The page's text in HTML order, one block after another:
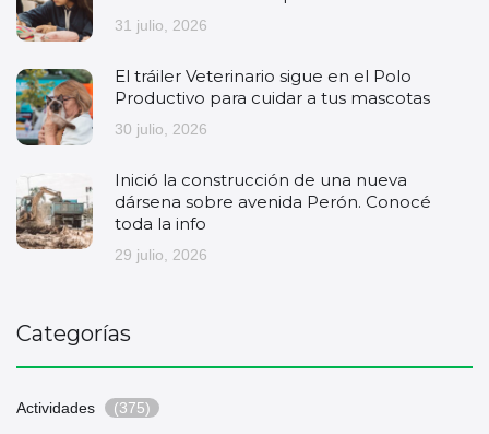
31 julio, 2026
El tráiler Veterinario sigue en el Polo
Productivo para cuidar a tus mascotas
30 julio, 2026
Inició la construcción de una nueva
dársena sobre avenida Perón. Conocé
toda la info
29 julio, 2026
Categorías
Actividades (375)